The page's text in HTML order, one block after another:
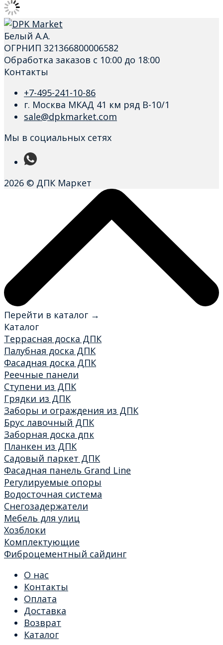
Белый А.А.
ОГРНИП 321366800006582
Обработка заказов с 10:00 до 18:00
Контакты
+7-495-241-10-86
г. Москва МКАД 41 км ряд В-10/1
sale@dpkmarket.com
Мы в социальных сетях
2026 © ДПК Маркет
Перейти в каталог →
Каталог
Террасная доска ДПК
Палубная доска ДПК
Фасадная доска ДПК
Реечные панели
Ступени из ДПК
Грядки из ДПК
Заборы и ограждения из ДПК
Брус лавочный ДПК
Заборная доска дпк
Планкен из ДПК
Садовый паркет ДПК
Фасадная панель Grand Line
Регулируемые опоры
Водосточная система
Снегозадержатели
Мебель для улиц
Хозблоки
Комплектующие
Фиброцементный сайдинг
О нас
Контакты
Оплата
Доставка
Возврат
Каталог